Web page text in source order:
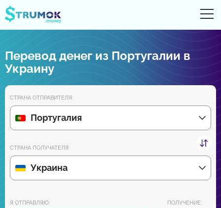
Денежные переводы
Цифровые счета
Обзоры партнеров
Уже скоро скачайте приложение для Android и iPhone:
Перевод денег из Португалии в
Украину
СТРАНА ОТПРАВИТЕЛЯ:
Португалия
СТРАНА ПОЛУЧАТЕЛЯ:
Украина
Я ОТПРАВЛЯЮ: ПОЛУЧЕНИЕ: